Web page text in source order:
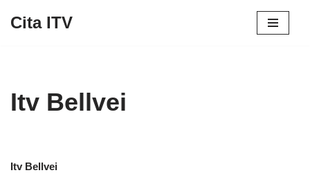
Cita ITV
Itv Bellvei
Itv Bellvei